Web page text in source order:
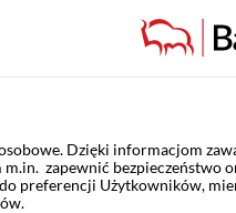
w USD: Dwuletni Certyfikat
w USD, emitowany
Dzięki informacjom
zapewnić bezpieczeństwo
preferencji Użytkowników,